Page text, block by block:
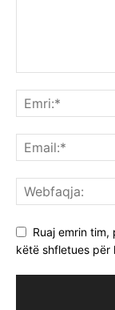
Ruaj emrin
këtë shfletues për